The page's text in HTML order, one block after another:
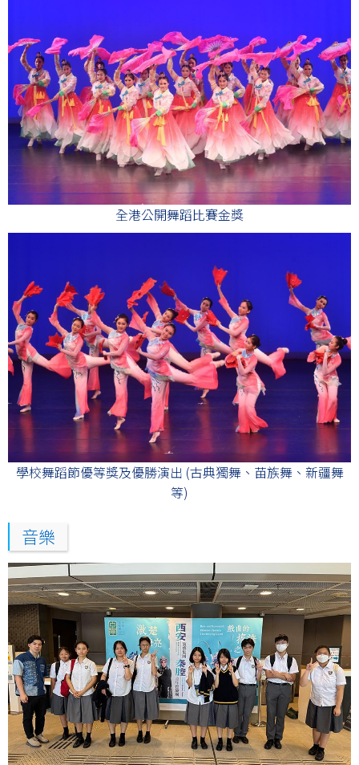
全港公開舞蹈比賽金獎
學校舞蹈節優等獎及優勝演出 (古典獨舞、苗族舞、新疆舞
等)
音樂